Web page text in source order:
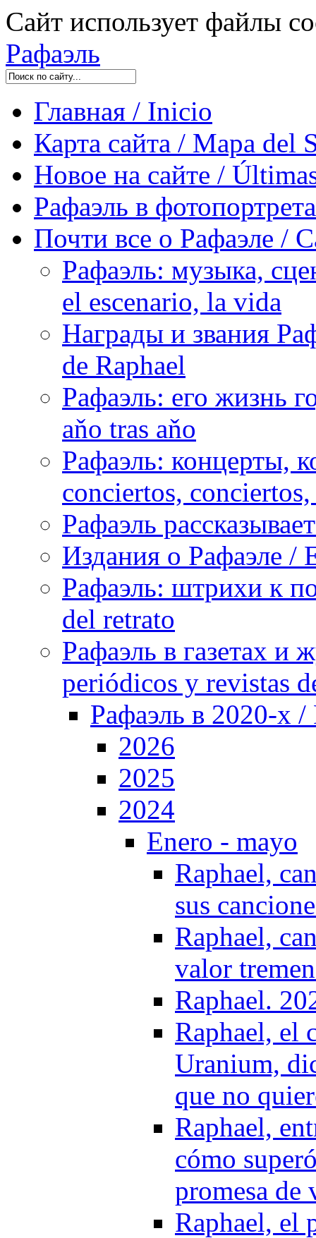
Сайт использует файлы
Рафаэль
Главная / Inicio
Карта сайта / Mapa del
Новое на сайте /
Рафаэль в
Почти все о Рафаэле /
Рафаэль: музыка,
el escenario, la vida
Награды и звания
de Raphael
Рафаэль: его жизнь
aňo tras aňo
Рафаэль: концерты,
conciertos,
Рафаэль
Издания о Рафаэле /
Рафаэль: штрихи к
del retrato
Рафаэль в газетах и
periódicos y revistas
Рафаэль в 2020-х /
2026
2025
2024
Enero - mayo
Raphael,
sus
Raphael,
valor
Raphael.
Raphael, el
Uranium,
que no
Raphael,
cómo
promesa de
Raphael, el